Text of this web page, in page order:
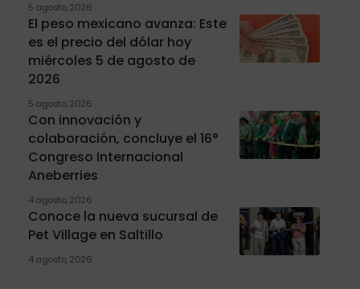
5 agosto, 2026
El peso mexicano avanza: Este
es el precio del dólar hoy
miércoles 5 de agosto de
2026
5 agosto, 2026
Con innovación y
colaboración, concluye el 16°
Congreso Internacional
Aneberries
4 agosto, 2026
Conoce la nueva sucursal de
Pet Village en Saltillo
4 agosto, 2026